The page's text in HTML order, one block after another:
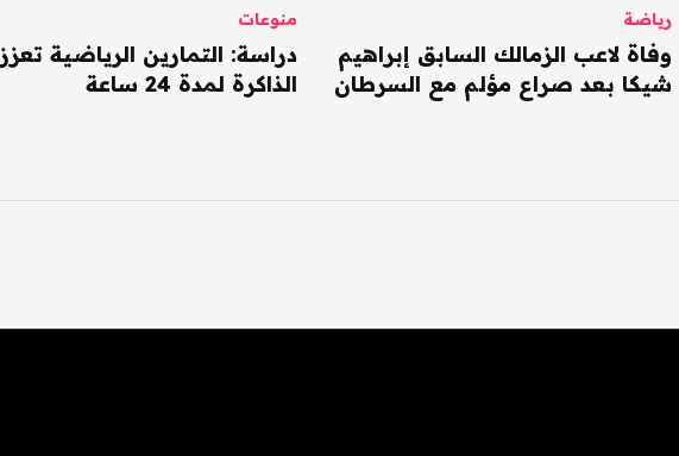
رياضة
وفاة لاعب الزمالك السابق إبراهيم
شيكا بعد صراع مؤلم مع السرطان
منوعات
دراسة: التمارين الرياضية تعزز
الذاكرة لمدة 24 ساعة